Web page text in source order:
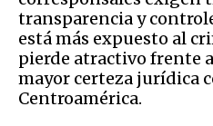
transparencia y
está más expuesto al
pierde atractivo frente
mayor certeza jurídica
Centroamérica.